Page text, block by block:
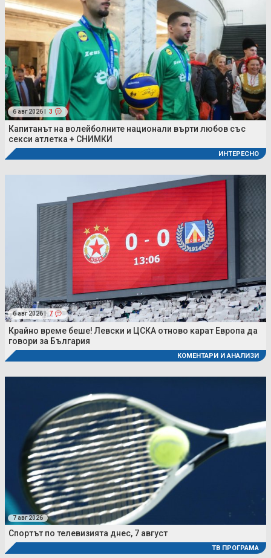
6 авг 2026 | 3
Капитанът на волейболните национали върти любов със
секси атлетка + СНИМКИ
ИНТЕРЕСНО
6 авг 2026 | 7
Крайно време беше! Левски и ЦСКА отново карат Европа да
говори за България
КОМЕНТАРИ И АНАЛИЗИ
7 авг 2026
Спортът по телевизията днес, 7 август
ТВ ПРОГРАМА